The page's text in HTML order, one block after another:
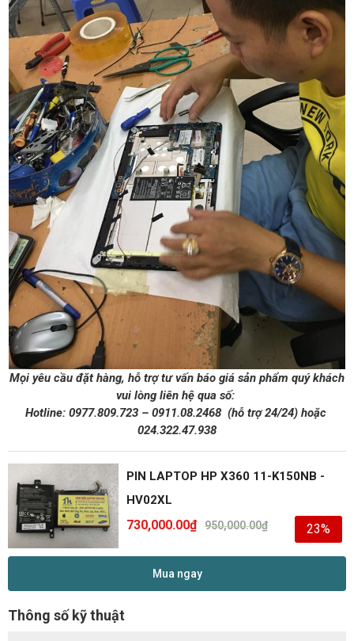
Mọi yêu cầu đặt hàng, hỗ trợ tư vấn báo giá sản phẩm quý khách
vui lòng liên hệ qua số:
Hotline: 0977.809.723– 0911.08.2468 (hỗ trợ 24/24)hoặc
024.322.47.938
PIN LAPTOP HP X360 11-K150NB -
HV02XL
950,000.00₫
730,000.00₫ 23%
Mua ngay
Thông số kỹ thuật